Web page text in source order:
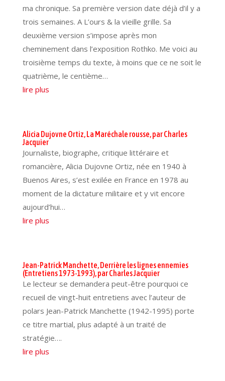
ma chronique. Sa première version date déjà d’il y a
trois semaines. A L’ours & la vieille grille. Sa
deuxième version s’impose après mon
cheminement dans l’exposition Rothko. Me voici au
troisième temps du texte, à moins que ce ne soit le
quatrième, le centième…
lire plus
Alicia Dujovne Ortiz, La Maréchale rousse, par Charles
Jacquier
Journaliste, biographe, critique littéraire et
romancière, Alicia Dujovne Ortiz, née en 1940 à
Buenos Aires, s’est exilée en France en 1978 au
moment de la dictature militaire et y vit encore
aujourd’hui…
lire plus
Jean-Patrick Manchette, Derrière les lignes ennemies
(Entretiens 1973-1993), par Charles Jacquier
Le lecteur se demandera peut-être pourquoi ce
recueil de vingt-huit entretiens avec l’auteur de
polars Jean-Patrick Manchette (1942-1995) porte
ce titre martial, plus adapté à un traité de
stratégie….
lire plus